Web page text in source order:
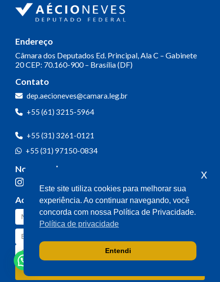
Endereço
Câmara dos Deputados Ed. Principal, Ala C – Gabinete
20CEP: 70.160-900 – Brasília (DF)
Contato
dep.aecioneves@camara.leg.br
+55 (61) 3215-5964
+55 (31) 3261-0121
+55 (31) 97150-0834
Nossas redes
Acompanhe o meu mandato
Este site utiliza cookies para melhorar sua
experiência. Ao continuar navegando, você
concorda com nossa Política de Privacidade.
Política de privacidade
Entendi
x